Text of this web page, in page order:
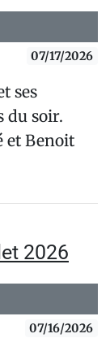
07/17/2026
ses
du soir.
et Benoit
2026
07/16/2026